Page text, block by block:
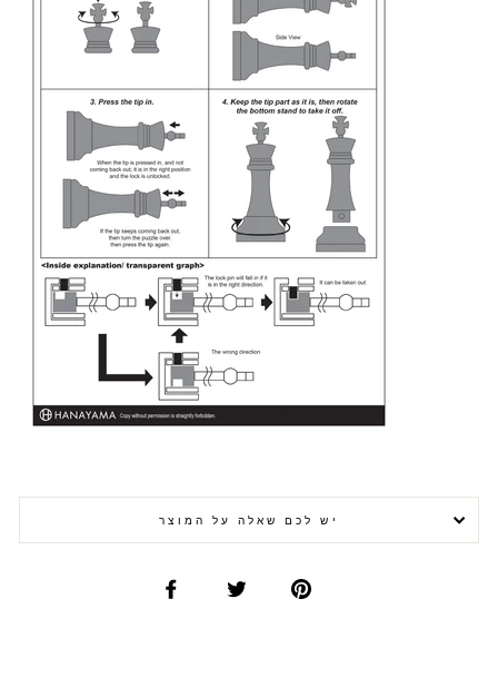
יש לכם שאלה על המוצר